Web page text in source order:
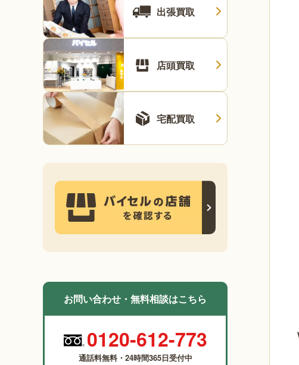
出張買取
店頭買取
宅配買取
お問い合わせ・無料相談はこちら
0120-612-773
通話料無料・24時間365日受付中